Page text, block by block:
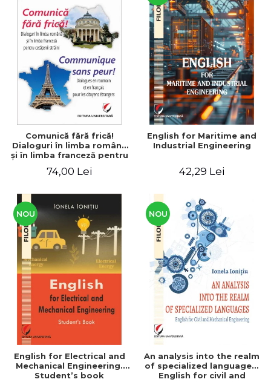
Comunică fără frică!
Dialoguri în limba română
şi în limba franceză pentru
străini/Communique sans
roumain et en français
pour les citoyens
étrangers
74,00 Lei
English for Maritime and
Industrial Engineering
42,29 Lei
NOU
English for Electrical and
Mechanical Engineering.
Student’s book
NOU
An analysis into the realm
of specialized languages.
English for civil and